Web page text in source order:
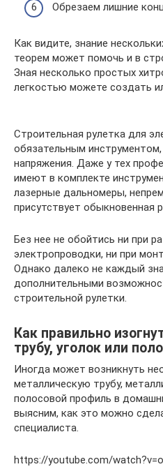
Обрезаем лишние
Как видите, знание
теорем может помочь и в
Зная несколько простых
легкостью можете создать
Строительная рулетка для
обязательным
напряжения. Даже у тех
имеют в комплекте
лазерные дальномеры,
присутствует обыкновенная
Без нее не обойтись ни при
электропроводки, ни при
Однако далеко не каждый
дополнительными
строительной рулетки.
Как правильно
трубу, уголок или
Иногда может возникнуть
металлическую трубу,
полосовой профиль в
выясним, как это можно
специалиста.
https://youtube.com/